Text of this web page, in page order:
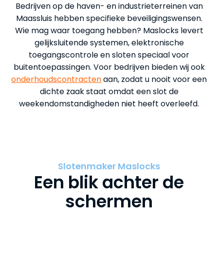
Bedrijven op de haven- en industrieterreinen van
Maassluis hebben specifieke beveiligingswensen.
Wie mag waar toegang hebben? Maslocks levert
gelijksluitende systemen, elektronische
toegangscontrole en sloten speciaal voor
buitentoepassingen. Voor bedrijven bieden wij ook
onderhoudscontractenaan, zodat u nooit voor een
dichte zaak staat omdat een slot de
weekendomstandigheden niet heeft overleefd.
Slotenmaker Maslocks
Een blik achter de
schermen